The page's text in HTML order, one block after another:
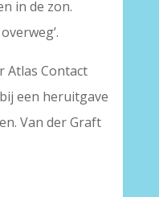
in de zon.
Atlas Contact
een heruitgave
Van der Graft